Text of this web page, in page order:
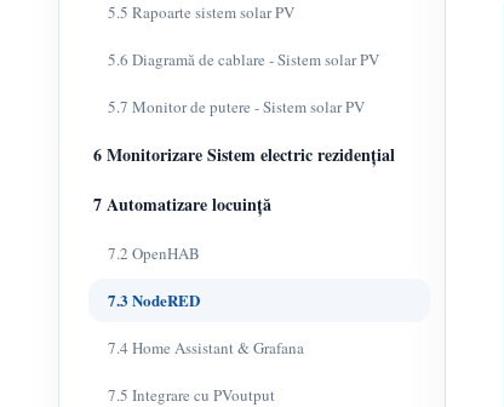
5.5 Rapoarte sistem solar PV
5.6 Diagramă de cablare - Sistem solar PV
5.7 Monitor de putere - Sistem solar PV
6 Monitorizare Sistem electric rezidențial
7 Automatizare locuință
7.2 OpenHAB
7.3 NodeRED
7.4 Home Assistant & Grafana
7.5 Integrare cu PVoutput